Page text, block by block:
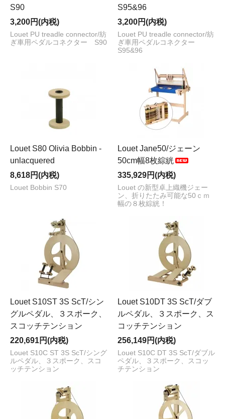
S90
3,200円(内税)
Louet PU treadle connector/紡
ぎ車用ペダルコネクター S90
S95&96
3,200円(内税)
Louet PU treadle connector/紡
ぎ車用ペダルコネクター
S95&96
Louet S80 Olivia Bobbin -
unlacquered
8,618円(内税)
Louet Bobbin S70
Louet Jane50/ジェーン
50cm幅8枚綜絖
335,929円(内税)
Louet の新型卓上織機ジェー
ン、折りたたみ可能な50ｃｍ
幅の８枚綜絖！
Louet S10ST 3S ScT/シン
グルペダル、３スポーク、
スコッチテンション
220,691円(内税)
Louet S10C ST 3S ScT/シング
ルペダル、３スポーク、スコ
ッチテンション
Louet S10DT 3S ScT/ダブ
ルペダル、３スポーク、ス
コッチテンション
256,149円(内税)
Louet S10C DT 3S ScT/ダブル
ペダル、３スポーク、スコッ
チテンション